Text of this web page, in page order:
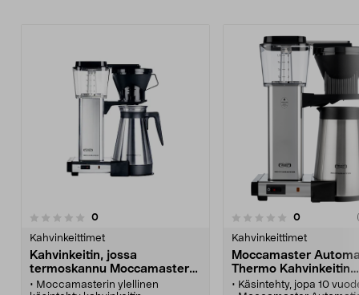
0arvostelut
Kahvinkeittimet
Kahvinkeitin, jossa
termoskannu Moccamaster
KBT741
• Moccamasterin ylellinen
0.0 viidestä
0arvostelut
Kahvinkeittimet
Moccamaster
Thermo Kahvinkeitin
termoskannulla
• Käsintehty, jopa 10
0.0 viidestä